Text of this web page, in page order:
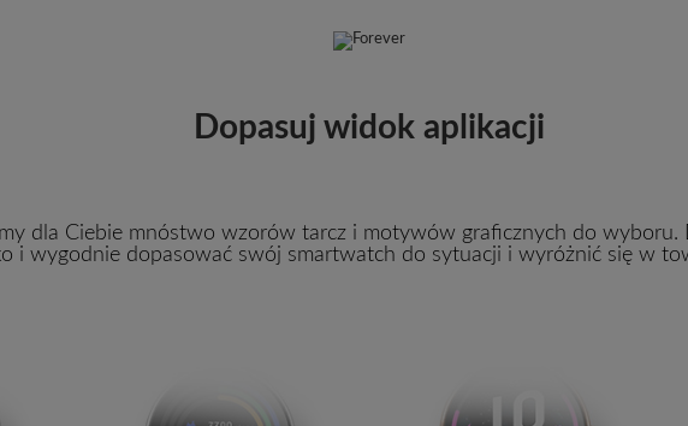
Dopasuj widok aplikacji
dla Ciebie mnóstwo wzorów tarcz i motywów graficznych do wyboru.
i wygodnie dopasować swój smartwatch do sytuacji i wyróżnić się w